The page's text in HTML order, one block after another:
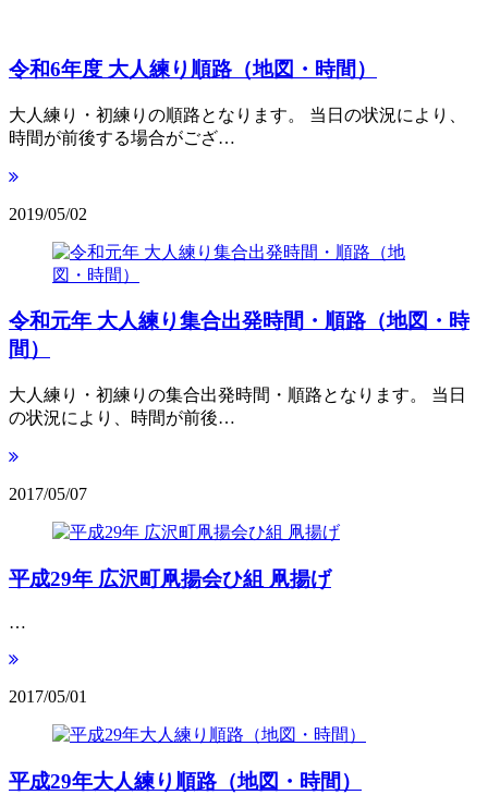
令和6年度 大人練り順路（地図・時間）
大人練り・初練りの順路となります。 当日の状況により、
時間が前後する場合がござ…
2019/05/02
令和元年 大人練り集合出発時間・順路（地図・時
間）
大人練り・初練りの集合出発時間・順路となります。 当日
の状況により、時間が前後…
2017/05/07
平成29年 広沢町凧揚会ひ組 凧揚げ
…
2017/05/01
平成29年大人練り順路（地図・時間）